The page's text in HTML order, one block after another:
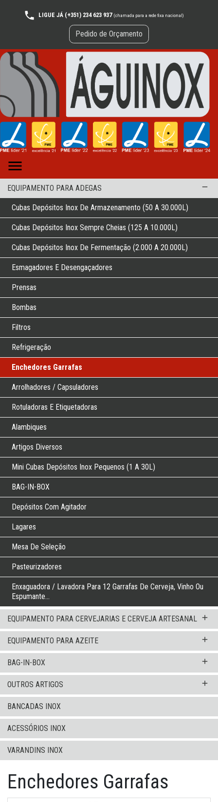
LIGUE JÁ (+351) 234 623 937 (chamada para a rede fixa nacional)
Pedido de Orçamento

EQUIPAMENTO PARA ADEGAS remove
Cubas Depósitos Inox De Armazenamento (50 A 30.000L)
Cubas Depósitos Inox Sempre Cheias (125 A 10.000L)
Cubas Depósitos Inox De Fermentação (2.000 A 20.000L)
Esmagadores E Desengaçadores
Prensas
Bombas
Filtros
Refrigeração
Enchedores Garrafas
Arrolhadores / Capsuladores
Rotuladoras E Etiquetadoras
Alambiques
Artigos Diversos
Mini Cubas Depósitos Inox Pequenos (1 A 30L)
BAG-IN-BOX
Depósitos Com Agitador
Lagares
Mesa De Seleção
Pasteurizadores
Enxaguadora / Lavadora Para 12 Garrafas De Cerveja, Vinho Ou
Espumante...
EQUIPAMENTO PARA CERVEJARIAS E CERVEJA ARTESANAL add
EQUIPAMENTO PARA AZEITE add
BAG-IN-BOX add
OUTROS ARTIGOS add
BANCADAS INOX
ACESSÓRIOS INOX
VARANDINS INOX
Enchedores Garrafas